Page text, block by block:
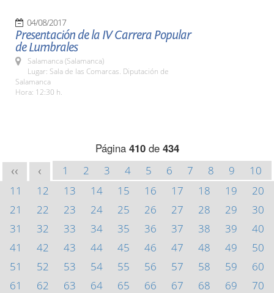
04/08/2017
Presentación de la IV Carrera Popular
de Lumbrales
Salamanca (Salamanca)
Lugar: Sala de las Comarcas. Diputación de
Salamanca
Hora: 12:30 h.
Página 410de 434
<< < 1 2 3 4 5 6 7 8 9
10
11
12 13 14 15 16 17 18 19
20
21
22 23 24 25 26 27 28 29
30
31
32 33 34 35 36 37 38 39
40
41
42 43 44 45 46 47 48 49
50
51
52 53 54 55 56 57 58 59
60
61
62 63 64 65 66 67 68 69
70